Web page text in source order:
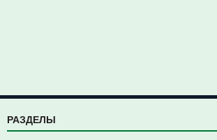
РАЗДЕЛЫ